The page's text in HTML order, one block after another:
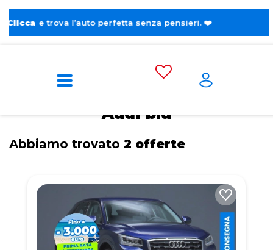
trova l’auto perfetta senza pensieri. ❤️
Home Blu
Audi blu
Abbiamo trovato 2 offerte